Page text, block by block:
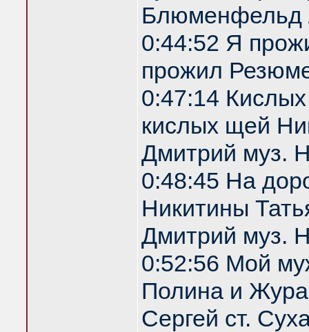
Блюменфельд
0:44:52 Я
прожил
0:47:14
кислых щей
Дмитрий муз.
0:48:45 На
Никитины
Дмитрий муз.
0:52:56 Мой
Полина и
Сергей ст.